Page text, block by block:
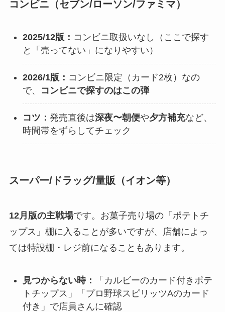
コンビニ（セブン/ローソン/ファミマ）
2025/12版： コンビニ取扱いなし（ここで探す
と「売ってない」になりやすい）
2026/1版： コンビニ限定（カード2枚）なの
で、
コンビニで探すのはこの弾
コツ： 発売直後は深夜〜朝便や夕方補充など、
時間帯をずらしてチェック
スーパー/ドラッグ/量販（イオン等）
12月版の主戦場です。お菓子売り場の「ポテトチ
ップス」棚に入ることが多いですが、店舗によっ
ては特設棚・レジ前になることもあります。
見つからない時：
「カルビーのカード付きポテ
トチップス」「プロ野球スピリッツAのカード
付き」で店員さんに確認